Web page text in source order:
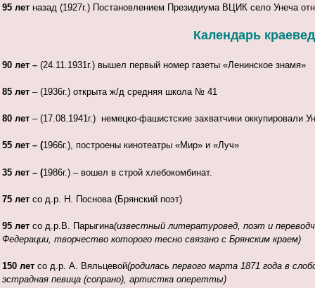
95 лет назад (1927г.) Постановлением Президиума ВЦИК село Унеча
Календарь
90 лет – (24.11.1931г.) вышел первый номер газеты «Ленинское знамя»
85 лет – (1936г.) открыта ж/д средняя школа № 41
80 лет – (17.08.1941г.) немецко-фашистские захватчики оккупировали
55 лет – (1966г.), построены кинотеатры «Мир» и «Луч»
35 лет – (1986г.) – вошел в строй хлебокомбинат.
75 лет со д.р. Н. Поснова (Брянский поэт)
95 лет со д.р.В. Парыгина(известный литературовед, поэт и
Федерации, творчество которого тесно связано с Брянским краем)
150 лет со д.р. А. Вяльцевой(родилась первого марта 1871 года в
эстрадная певица (сопрано), артистка оперетты)